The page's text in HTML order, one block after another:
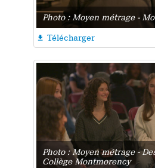
Photo : Moyen métrage -
 Télécharger
Photo : Moyen métrage -
Collège Montmorency